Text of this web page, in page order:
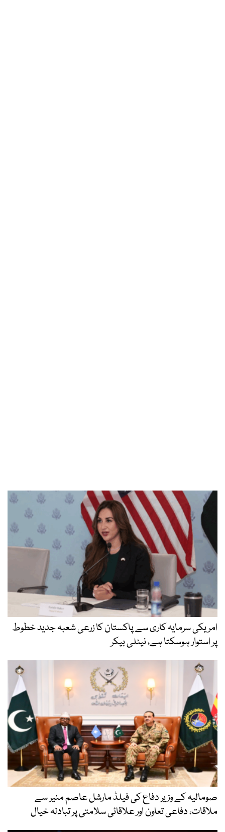
امریکی سرمایہ کاری سے پاکستان کا زرعی شعبہ جدید خطوط
پر استوار ہوسکتا ہے، نیٹلی بیکر
صومالیہ کے وزیر دفاع کی فیلڈ مارشل عاصم منیر سے
ملاقات، دفاعی تعاون اور علاقائی سلامتی پر تبادلہ خیال